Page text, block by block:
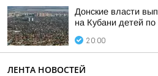
Донские власти
на Кубани детей
20:00
ЛЕНТА НОВОСТЕЙ